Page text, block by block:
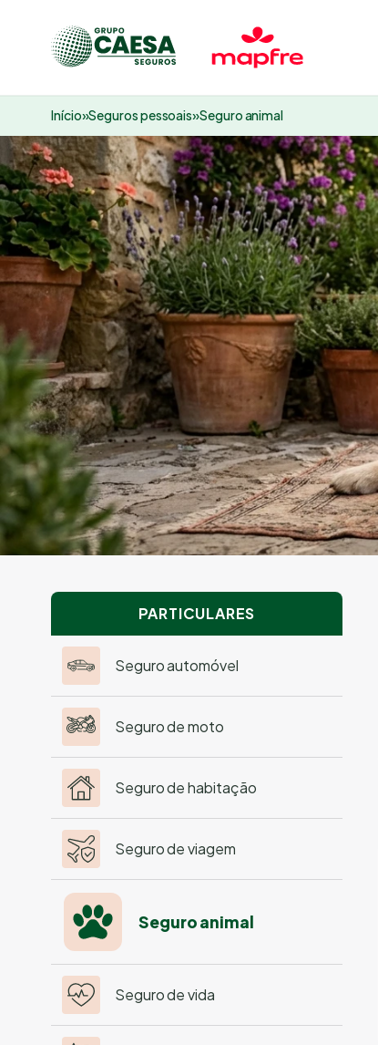
Início»Seguros pessoais»Seguro animal
PARTICULARES
Seguro automóvel
Seguro de moto
Seguro de habitação
Seguro de viagem
Seguro animal
Seguro de vida